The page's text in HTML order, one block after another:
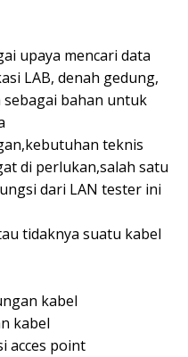
upaya mencari data
LAB, denah gedung,
sebagai bahan untuk
teknis
di perlukan,salah satu
dari LAN tester ini
tidaknya suatu kabel
kabel
kabel
acces point